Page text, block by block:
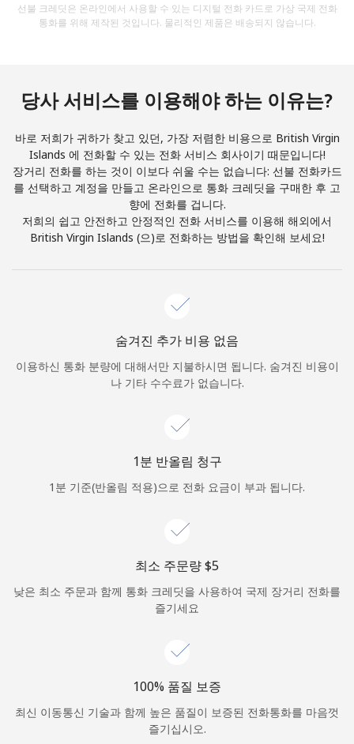
저희와 연락을 유지하여 최고의 할인 혜택을 받으세요.
가입하기
안녕하세요!
비밀번호 찾기 →
로그인
또
선불 크레딧은 온라인에서 사용할 수 있는 디지털 전화 카드로 가상 국제 전화
통화를 위해 제작된 것입니다. 물리적인 제품은 배송되지 않습니다.
당사 서비스를 이용해야 하는 이유는?
바로 저희가 귀하가 찾고 있던, 가장 저렴한 비용으로 British Virgin
Islands 에 전화할 수 있는 전화 서비스 회사이기 때문입니다!
장거리 전화를 하는 것이 이보다 쉬울 수는 없습니다: 선불 전화카드
를 선택하고 계정을 만들고 온라인으로 통화 크레딧을 구매한 후 고
향에 전화를 겁니다.
저희의 쉽고 안전하고 안정적인 전화 서비스를 이용해 해외에서
British Virgin Islands (으)로 전화하는 방법을 확인해 보세요!
숨겨진 추가 비용 없음
이용하신 통화 분량에 대해서만 지불하시면 됩니다. 숨겨진 비용이
나 기타 수수료가 없습니다.
1분 반올림 청구
1분 기준(반올림 적용)으로 전화 요금이 부과 됩니다.
최소 주문량 ⁦$5⁩
낮은 최소 주문과 함께 통화 크레딧을 사용하여 국제 장거리 전화를
즐기세요
100% 품질 보증
최신 이동통신 기술과 함께 높은 품질이 보증된 전화통화를 마음껏
즐기십시오.